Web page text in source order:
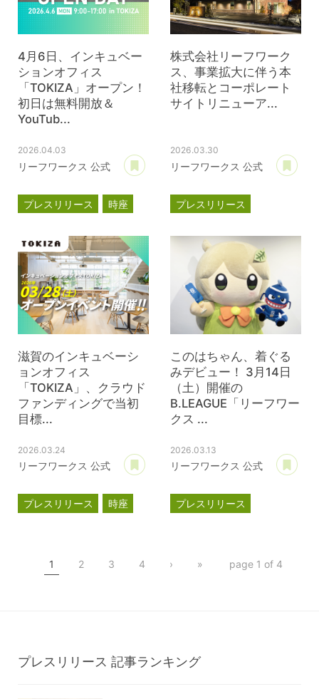
4月6日、インキュベー
ションオフィス
「TOKIZA」オープン！
初日は無料開放＆
YouTub...
2026.04.03
リーフワークス 公式
あとで読む
プレスリリース
時座
インキュベーション
株式会社リーフワーク
ス、事業拡大に伴う本
社移転とコーポレート
サイトリニューア...
2026.03.30
リーフワークス 公式
プレスリリース
滋賀のインキュベーシ
ョンオフィス
「TOKIZA」、クラウド
ファンディングで当初
目標...
2026.03.24
リーフワークス 公式
あとで読む
プレスリリース
時座
クラウドファンディング
このはちゃん、着ぐる
みデビュー！ 3月14日
（土）開催の
B.LEAGUE「リーフワー
クス ...
2026.03.13
リーフワークス 公式
プレスリリース
1
2 3 4 › » page 1 of 4
プレスリリース 記事ランキング